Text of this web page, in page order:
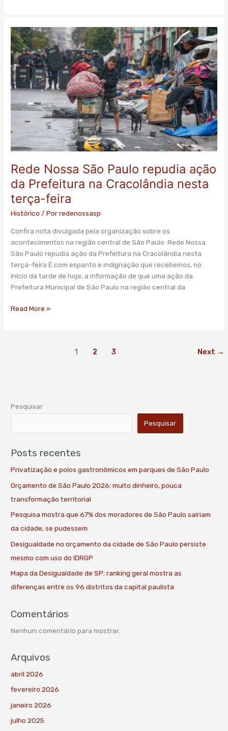
Rede Nossa São Paulo repudia ação
da Prefeitura na Cracolândia nesta
terça-feira
Histórico / Porredenossasp
Confira nota divulgada pela organização sobre os
acontecimentos na região central de São Paulo Rede Nossa
São Paulo repudia ação da Prefeitura na Cracolândia nesta
terça-feira É com espanto e indignação que recebemos, no
início da tarde de hoje, a informação de que uma ação da
Prefeitura Municipal de São Paulo na região central da
Rede
Nossa
São
Paulo
repudia
ação
Prefeitura
na
Cracolândia
nesta
feira
Read More »
1 2 3 Next →
Pesquisar
Pesquisar
Posts recentes
Privatização e polos gastronômicos em parques de São Paulo
Orçamento de São Paulo 2026: muito dinheiro, pouca
transformação territorial
Pesquisa mostra que 67% dos moradores de São Paulo sairiam
da cidade, se pudessem
Desigualdade no orçamento da cidade de São Paulo persiste
mesmo com uso do IDRGP
Mapa da Desigualdade de SP: ranking geral mostra as
diferenças entre os 96 distritos da capital paulista
Comentários
Nenhum comentário para mostrar.
Arquivos
abril 2026
fevereiro 2026
janeiro 2026
julho 2025